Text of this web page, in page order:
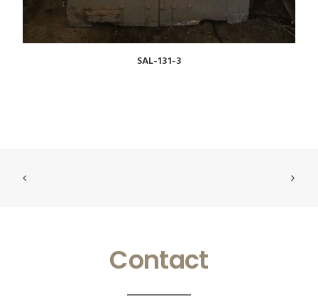
VOIR
SAL-131-3
Contact